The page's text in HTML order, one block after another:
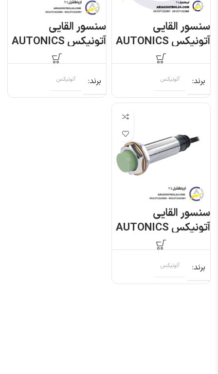
سنسور القایی
آتونیکس AUTONICS
PRL18-8AO
برند آتونیکس
سنسور القایی
آتونیکس AUTONICS
PRL18-8DN
برند آتونیکس
سنسور القایی
آتونیکس AUTONICS
PRL18-8DP
برند آتونیکس